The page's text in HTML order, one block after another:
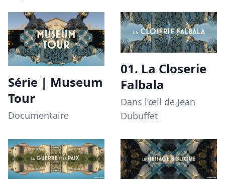
Série | Museum
Tour
Documentaire
01. La Closerie
Falbala
Dans l’œil de Jean
Dubuffet